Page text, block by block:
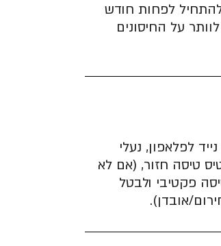
להתחיל לפחות חודש
על החיסונים
לפלאפון, נעלי
טיסה חזור, (אם לא
פקטיבי ולבטל
אובדן).